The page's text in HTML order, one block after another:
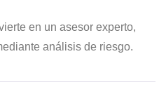
en un asesor experto,
análisis de riesgo.